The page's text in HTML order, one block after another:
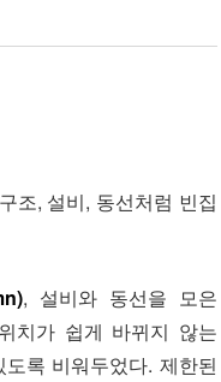
조, 설비, 동선처럼 빈집
, 설비와 동선을 모은
치가 쉽게 바뀌지 않는
록 비워두었다. 제한된